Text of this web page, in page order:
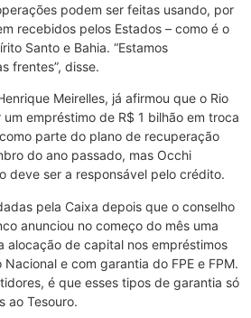
podem ser feitas usando, por
recebidos pelos Estados – como é o
Santo e Bahia. “Estamos
frentes”, disse.
Meirelles, já afirmou que o Rio
empréstimo de R$ 1 bilhão em troca
parte do plano de recuperação
do ano passado, mas Occhi
deve ser a responsável pelo crédito.
pela Caixa depois que o conselho
anunciou no começo do mês uma
alocação de capital nos empréstimos
e com garantia do FPE e FPM.
é que esses tipos de garantia só
ao Tesouro.